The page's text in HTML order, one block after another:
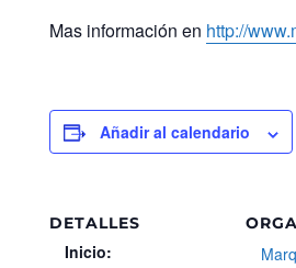
Mas información en http://
Añadir al calendario
DETALLES
Inicio:
Marq